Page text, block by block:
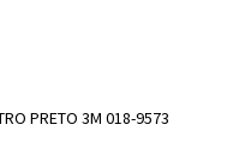
PRETO 3M 018-9573